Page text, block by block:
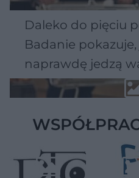
Daleko do pięciu
Badanie
naprawdę jedzą